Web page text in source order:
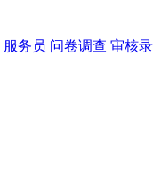
服务员 问卷调查 审核